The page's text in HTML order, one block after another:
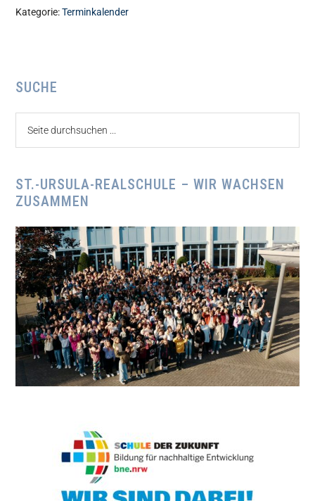
Kategorie:Terminkalender
Seitenspalte
SUCHE
ST.-URSULA-REALSCHULE – WIR WACHSEN
ZUSAMMEN